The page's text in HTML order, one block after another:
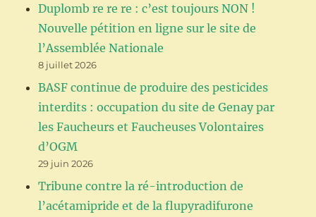
Duplomb re re re : c’est toujours NON !
Nouvelle pétition en ligne sur le site de
l’Assemblée Nationale
8 juillet 2026
BASF continue de produire des pesticides
interdits : occupation du site de Genay par
les Faucheurs et Faucheuses Volontaires
d’OGM
29 juin 2026
Tribune contre la ré-introduction de
l’acétamipride et de la flupyradifurone